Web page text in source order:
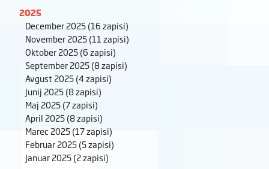
2025
December 2025(16 zapisi)
November 2025(11 zapisi)
Oktober 2025(6 zapisi)
September 2025(8 zapisi)
Avgust 2025(4 zapisi)
Junij 2025(8 zapisi)
Maj 2025(7 zapisi)
April 2025(8 zapisi)
Marec 2025(17 zapisi)
Februar 2025(5 zapisi)
Januar 2025(2 zapisi)